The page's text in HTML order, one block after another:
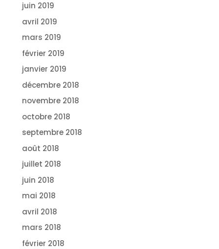
juin 2019
avril 2019
mars 2019
février 2019
janvier 2019
décembre 2018
novembre 2018
octobre 2018
septembre 2018
août 2018
juillet 2018
juin 2018
mai 2018
avril 2018
mars 2018
février 2018